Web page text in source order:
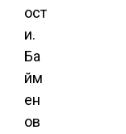
ост
и.
Ба
йм
ен
ов